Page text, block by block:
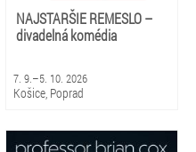
NAJSTARŠIE REMESLO –
divadelná komédia
7. 9.–5. 10. 2026
Košice, Poprad